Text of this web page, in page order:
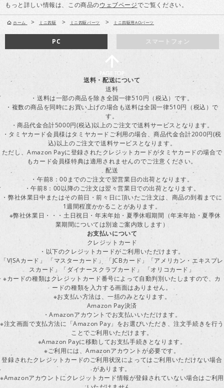
もっと詳しい情報は、この商品のウェブページでご覧ください。
ホーム > ミニ四駆 > ミニ四駆パーツ > ミニ四駆用AOパーツ
スマートフォン
PC
送料・配送について
送料
・送料は一部の商品を除き全国一律510円（税込）です。
・複数の商品を同時にお買い上げの場合も送料は全国一律510円（税込）で
す。
・商品代金合計5000円(税込)以上のご注文で送料サービスとなります。
・タミヤカード会員様はタミヤカードご利用の場合、商品代金合計2000円(税
込)以上のご注文で送料サービスとなります。
ただし、Amazon Payに登録されたクレジットカードがタミヤカードの場合で
もカード会員様特典は適用されませんのでご注意ください。
配送
・午前8：00までのご注文で翌営業日の出荷となります。
・午前8：00以降のご注文は翌々営業日での出荷となります。
・弊社休業日中またはその前日・前々日に頂いたご注文は、商品の到着までに
1週間程度かかることがあります。
※弊社休業日・・・土日祝日・年末年始・夏季休暇期間（年末年始・夏季休
業期間については別途ご案内致します）
お支払いについて
クレジットカード
・以下のクレジットカードがご利用いただけます。
「VISAカード」 「マスターカード」 「JCBカード」「アメリカン・エキスプレ
スカード」「ダイナースクラブカード」 「オリコカード」
※カードの種類はクレジットカード番号によって自動判別いたしますので、カ
ードの種類を入力する画面はありません。
※お支払い方法は、一括のみとなります。
Amazon Pay決済
・Amazonアカウントでお支払いいただけます。
※注文画面で支払方法に「Amazon Pay」をお選びいただき、注文手続きを行う
ことでご利用いただけます。
※Amazon Payに移動してお支払手続きとなります。
※ご利用には、Amazonアカウントが必要です。
登録されたクレジットカードのご利用状況によってはご利用いただけない場合
があります。
※Amazonアカウントにクレジットカード情報が登録されていない場合はご利用